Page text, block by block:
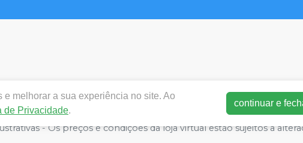
| MX3 Group LTDA | 25.940.099/0001-32 | Av.
- Os preços e condições da loja virtual estão sujeitos a
melhorar a sua experiência no site. Ao
de Privacidade.
continuar e